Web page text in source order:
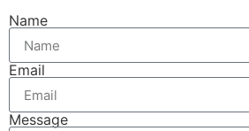
Name
Email
Message